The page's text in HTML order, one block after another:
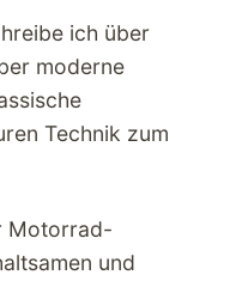
ich über
moderne
Technik zum
Motorrad-
und